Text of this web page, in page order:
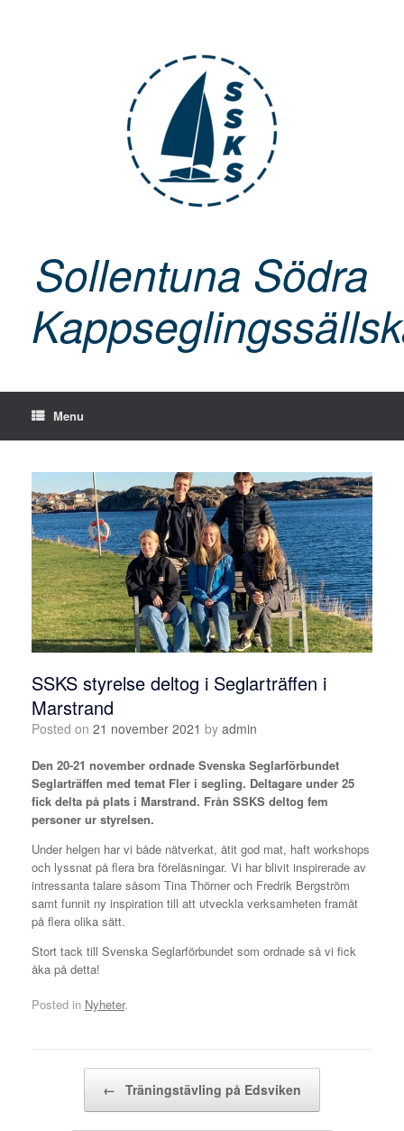
Sollentuna Södra
Menu
SSKS styrelse deltog i Seglarträffen i
Marstrand
Posted on 21 november 2021 by admin
Den 20-21 november ordnade Svenska Seglarförbundet
Seglarträffen med temat Fler i segling. Deltagare under 25
fick delta på plats i Marstrand. Från SSKS deltog fem
personer ur styrelsen.
Under helgen har vi både nätverkat, ätit god mat, haft workshops
och lyssnat på flera bra föreläsningar. Vi har blivit inspirerade av
intressanta talare såsom Tina Thörner och Fredrik Bergström
samt funnit ny inspiration till att utveckla verksamheten framåt
på flera olika sätt.
Stort tack till Svenska Seglarförbundet som ordnade så vi fick
åka på detta!
Posted in Nyheter.
← Träningstävling på Edsviken